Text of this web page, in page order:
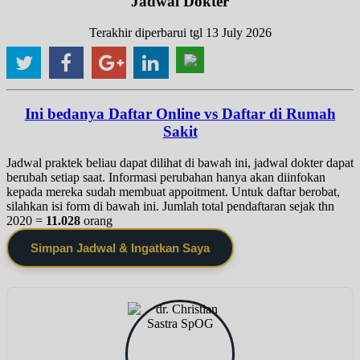
Terakhir diperbarui tgl 13 July 2026
Ini bedanya Daftar Online vs Daftar di Rumah
Sakit
Jadwal praktek beliau dapat dilihat di bawah ini, jadwal dokter dapat
berubah setiap saat. Informasi perubahan hanya akan diinfokan
kepada mereka sudah membuat appoitment. Untuk daftar berobat,
silahkan isi form di bawah ini. Jumlah total pendaftaran sejak thn
2020 = 11.028 orang
Simpan Jadwal & Ingatkan Saya